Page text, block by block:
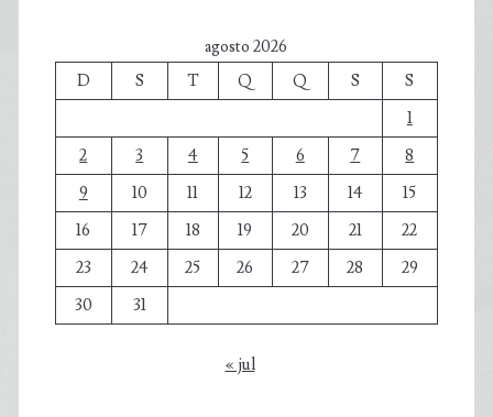
agosto 2026
D
S T Q Q S
S
1
2
3 4 5 6 7
8
9
10 11 12 13 14
15
16
17 18 19 20 21
22
23
24 25 26 27 28
29
30
31
« jul